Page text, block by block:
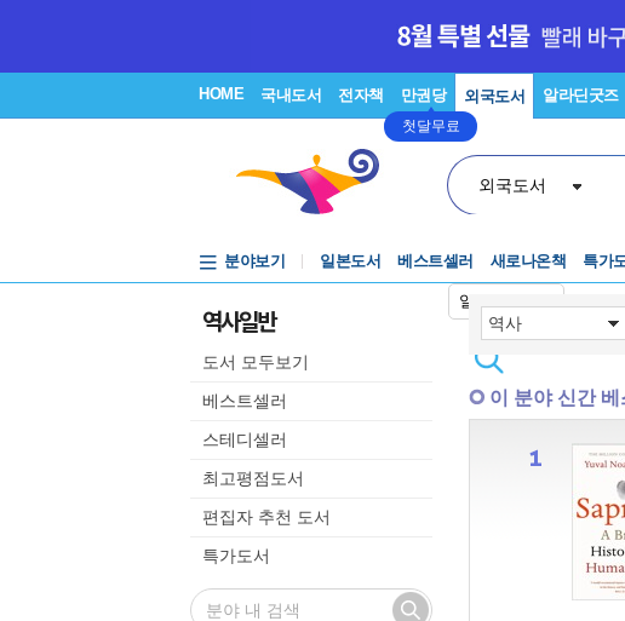
HOME 국내도서 전자책 만권당
첫달무료
외국도서 알라딘굿즈
외국도서
일본어입력기
분야보기 일본도서 베스트셀러 새로나온책 특가
역사일반
도서 모두보기
베스트셀러
스테디셀러
최고평점도서
편집자 추천 도서
특가도서
이 분야 신간